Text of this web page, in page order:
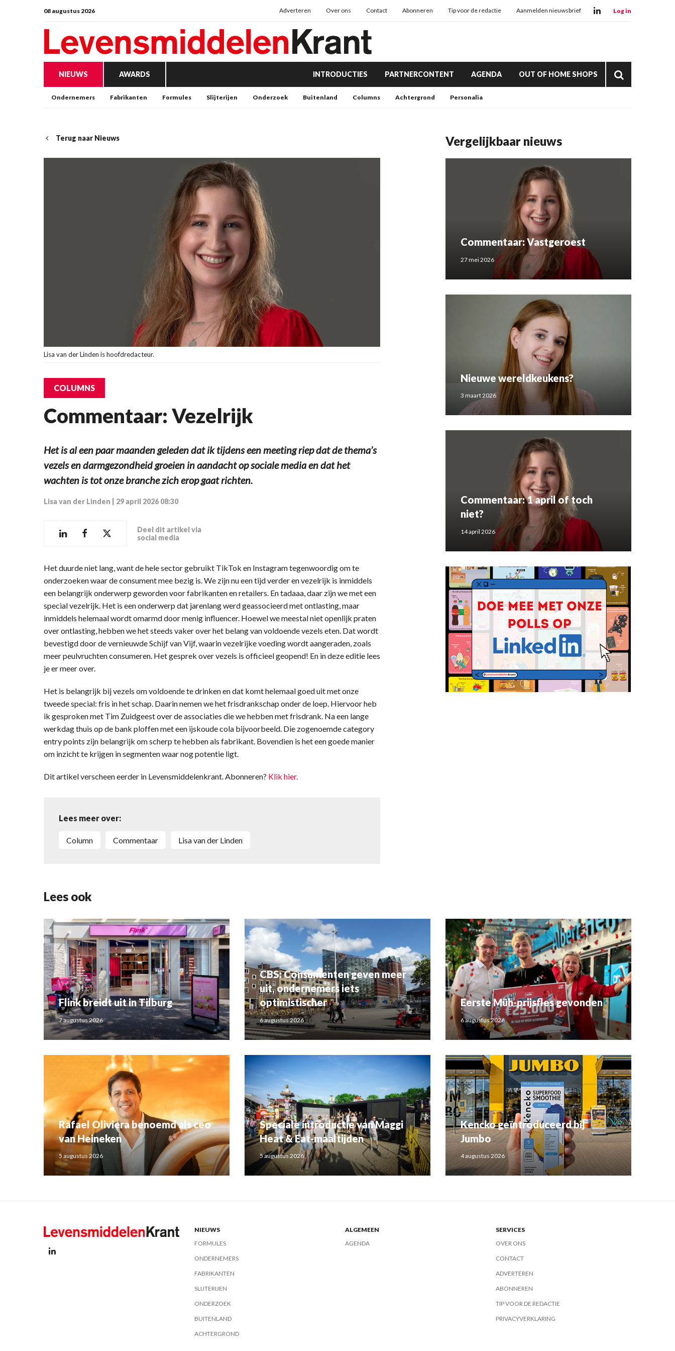
08 augustus 2026 Adverteren Over ons Contact Abonneren Tip voor de redactie Aanmelden nieuwsbrief Log in
NIEUWS AWARDS INTRODUCTIES PARTNERCONTENT AGENDA OUT OF HOME SHOPS
Ondernemers Fabrikanten Formules Slijterijen Onderzoek Buitenland Columns Achtergrond Personalia
Terug naar Nieuws
Lisa van der Linden is hoofdredacteur.
COLUMNS
Commentaar: Vezelrijk
Het is al een paar maanden geleden dat ik tijdens een meeting riep dat de thema’s
vezels en darmgezondheid groeien in aandacht op sociale media en dat het
wachten is tot onze branche zich erop gaat richten.
Lisa van der Linden 29 april 2026 08:30
Deel dit artikel via
social media
Het duurde niet lang, want de hele sector gebruikt TikTok en Instagram tegenwoordig om te
onderzoeken waar de consument mee bezig is. We zijn nu een tijd verder en vezelrijk is inmiddels
een belangrijk onderwerp geworden voor fabrikanten en retailers. En tadaaa, daar zijn we met een
special vezelrijk. Het is een onderwerp dat jarenlang werd geassocieerd met ontlasting, maar
inmiddels helemaal wordt omarmd door menig influencer. Hoewel we meestal niet openlijk praten
over ontlasting, hebben we het steeds vaker over het belang van voldoende vezels eten. Dat wordt
bevestigd door de vernieuwde Schijf van Vijf, waarin vezelrijke voeding wordt aangeraden, zoals
meer peulvruchten consumeren. Het gesprek over vezels is officieel geopend! En in deze editie lees
je er meer over.
Het is belangrijk bij vezels om voldoende te drinken en dat komt helemaal goed uit met onze
tweede special: fris in het schap. Daarin nemen we het frisdrankschap onder de loep. Hiervoor heb
ik gesproken met Tim Zuidgeest over de associaties die we hebben met frisdrank. Na een lange
werkdag thuis op de bank ploffen met een ijskoude cola bijvoorbeeld. Die zogenoemde category
entry points zijn belangrijk om scherp te hebben als fabrikant. Bovendien is het een goede manier
om inzicht te krijgen in segmenten waar nog potentie ligt.
Dit artikel verscheen eerder in Levensmiddelenkrant. Abonneren? Klik hier.
Lees meer over:
Column Commentaar Lisa van der Linden
Vergelijkbaar nieuws
Commentaar: Vastgeroest
27 mei 2026
Nieuwe wereldkeukens?
3 maart 2026
Commentaar: 1 april of toch
niet?
14 april 2026
Lees ook
Flink breidt uit in Tilburg
7 augustus 2026
CBS: Consumenten geven meer
uit, ondernemers iets
optimistischer
6 augustus 2026
Eerste Müh-prijsfles gevonden
6 augustus 2026
Rafael Oliviera benoemd als ceo
van Heineken
5 augustus 2026
Speciale introductie van Maggi
Heat & Eat-maaltijden
5 augustus 2026
Kencko geïntroduceerd bij
Jumbo
4 augustus 2026
NIEUWS
FORMULES
ONDERNEMERS
FABRIKANTEN
SLIJTERIJEN
ONDERZOEK
BUITENLAND
ACHTERGROND
ALGEMEEN
AGENDA
SERVICES
OVER ONS
CONTACT
ADVERTEREN
ABONNEREN
TIP VOOR DE REDACTIE
PRIVACYVERKLARING